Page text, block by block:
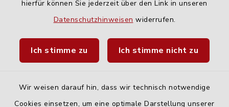
hierfür können Sie jederzeit über den Link in unseren
Datenschutzhinweisen widerrufen.
Ich stimme zu Ich stimme nicht zu
Wir weisen darauf hin, dass wir technisch notwendige
Cookies einsetzen, um eine optimale Darstellung unserer
Quicklinks
Fahrplanauskunft DING